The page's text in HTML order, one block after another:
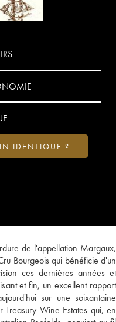
de l'appellation Margaux,
Bourgeois qui bénéficie d'un
ces dernières années et
et fin, un excellent rapport
sur une soixantaine
Wine Estates qui, en
IDENTIQUE ?